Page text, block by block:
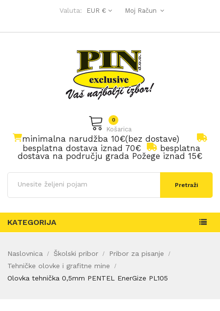
Valuta: EUR € Moj Račun
Košarica
0
minimalna narudžba 10€(bez dostave)
besplatna dostava iznad 70€
besplatna
dostava na području grada Požege iznad 15€
Pretraži
KATEGORIJA
Naslovnica Školski pribor
Pribor za pisanje
Tehničke olovke i grafitne mine
Olovka tehnička 0,5mm PENTEL EnerGize PL105